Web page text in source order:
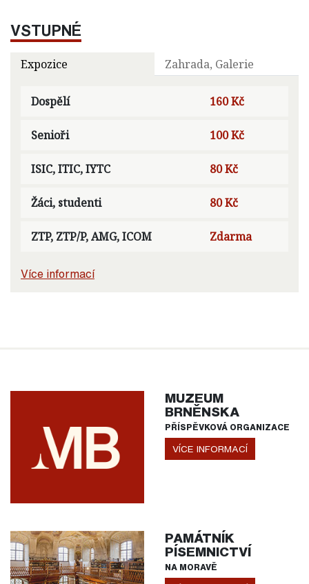
VSTUPNÉ
Expozice Zahrada, Galerie
Dospělí 160 Kč
Senioři 100 Kč
ISIC, ITIC, IYTC 80 Kč
Žáci, studenti 80 Kč
ZTP, ZTP/P, AMG, ICOM Zdarma
Více informací
MUZEUM
BRNĚNSKA
PŘÍSPĚVKOVÁ ORGANIZACE
VÍCE INFORMACÍ
PAMÁTNÍK
PÍSEMNICTVÍ
NA MORAVĚ